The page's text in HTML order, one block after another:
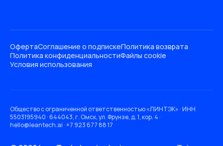
ОфертаСоглашение о подпискеПолитика возврата
Политика конфиденциальностиФайлы cookie
Условия использования
Общество с ограниченной ответственностью «ЛИНТЭК» · ИНН
5503195940 · 644043, г. Омск, ул. Фрунзе, д. 1, кор. 4 ·
hello@leantech.ai · +7 923 677 88 17